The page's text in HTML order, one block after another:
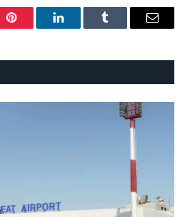
Pinterest LinkedInTumblr Email